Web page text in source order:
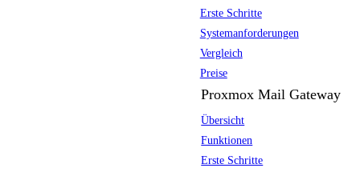
Erste Schritte
Systemanforderungen
Vergleich
Preise
Proxmox Mail Gateway
Übersicht
Funktionen
Erste Schritte